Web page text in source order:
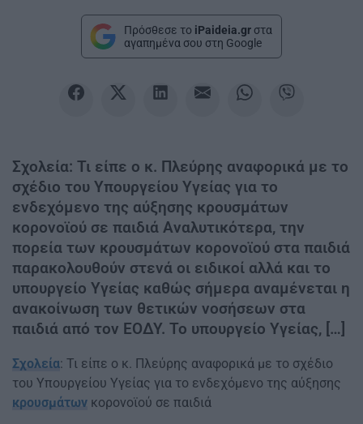
Πρόσθεσε το iPaideia.gr στα
αγαπημένα σου στη Google
Σχολεία: Τι είπε ο κ. Πλεύρης αναφορικά με το
σχέδιο του Υπουργείου Υγείας για το
ενδεχόμενο της αύξησης κρουσμάτων
κορονοϊού σε παιδιά Αναλυτικότερα, την
πορεία των κρουσμάτων κορονοϊού στα παιδιά
παρακολουθούν στενά οι ειδικοί αλλά και το
υπουργείο Υγείας καθώς σήμερα αναμένεται η
ανακοίνωση των θετικών νοσήσεων στα
παιδιά από τον ΕΟΔΥ. Το υπουργείο Υγείας, […]
Σχολεία: Τι είπε ο κ. Πλεύρης αναφορικά με το σχέδιο
του Υπουργείου Υγείας για το ενδεχόμενο της αύξησης
κρουσμάτων κορονοϊού σε παιδιά